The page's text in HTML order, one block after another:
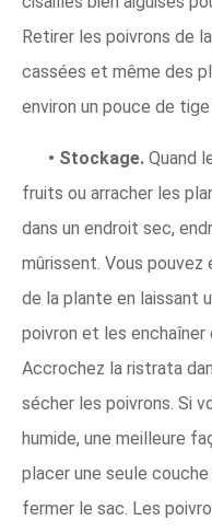
Retirer les poivrons de
cassées et même des
environ un pouce de
• Stockage. Quand
fruits ou arracher les
dans un endroit sec,
mûrissent. Vous
de la plante en laissant
poivron et les
Accrochez la ristrata
sécher les poivrons. Si
humide, une meilleure
placer une seule
fermer le sac. Les